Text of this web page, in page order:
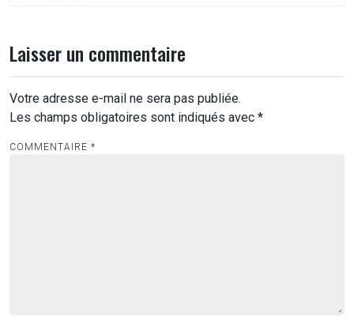
Laisser un commentaire
Votre adresse e-mail ne sera pas publiée.
Les champs obligatoires sont indiqués avec *
COMMENTAIRE *